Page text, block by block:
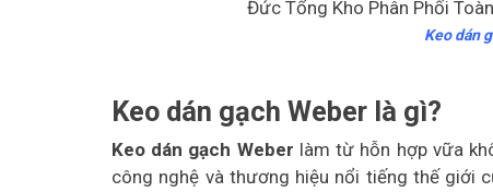
Keo dán
Keo dán gạch Weber là gì?
Keo dán gạch Weber làm từ hỗn hợp vữa
công nghệ và thương hiệu nổi tiếng thế giới